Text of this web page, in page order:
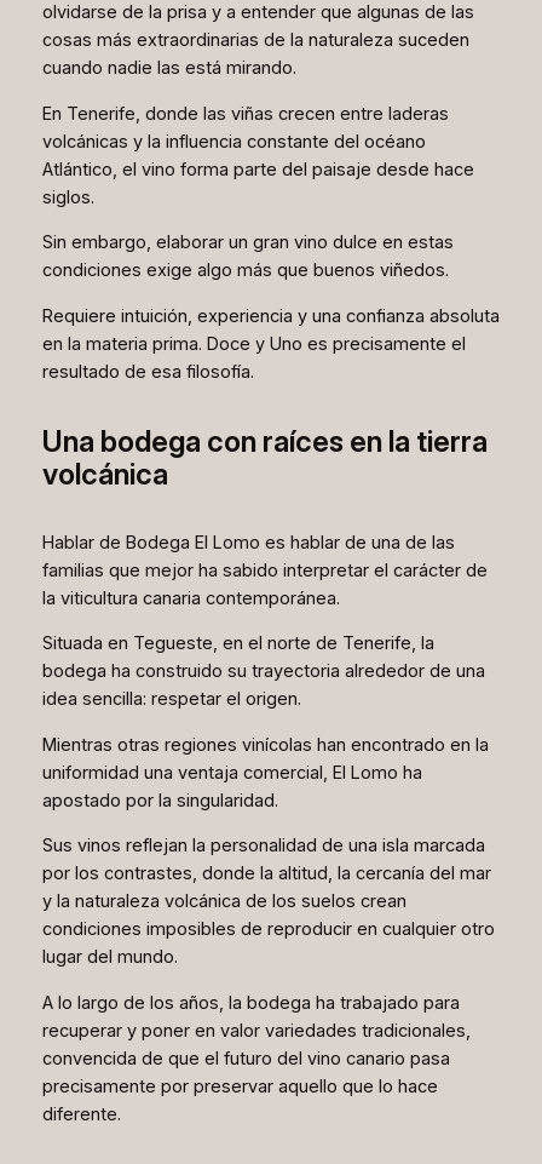
olvidarse de la prisa y a entender que algunas de las
cosas más extraordinarias de la naturaleza suceden
cuando nadie las está mirando.
En Tenerife, donde las viñas crecen entre laderas
volcánicas y la influencia constante del océano
Atlántico, el vino forma parte del paisaje desde hace
siglos.
Sin embargo, elaborar un gran vino dulce en estas
condiciones exige algo más que buenos viñedos.
Requiere intuición, experiencia y una confianza absoluta
en la materia prima. Doce y Uno es precisamente el
resultado de esa filosofía.
Una bodega con raíces en la tierra
volcánica
Hablar de Bodega El Lomo es hablar de una de las
familias que mejor ha sabido interpretar el carácter de
la viticultura canaria contemporánea.
Situada en Tegueste, en el norte de Tenerife, la
bodega ha construido su trayectoria alrededor de una
idea sencilla: respetar el origen.
Mientras otras regiones vinícolas han encontrado en la
uniformidad una ventaja comercial, El Lomo ha
apostado por la singularidad.
Sus vinos reflejan la personalidad de una isla marcada
por los contrastes, donde la altitud, la cercanía del mar
y la naturaleza volcánica de los suelos crean
condiciones imposibles de reproducir en cualquier otro
lugar del mundo.
A lo largo de los años, la bodega ha trabajado para
recuperar y poner en valor variedades tradicionales,
convencida de que el futuro del vino canario pasa
precisamente por preservar aquello que lo hace
diferente.